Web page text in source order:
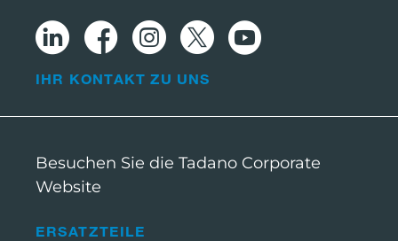
ERSATZTEILE
IHR KONTAKT ZU UNS
Besuchen Sie die Tadano Corporate
Website